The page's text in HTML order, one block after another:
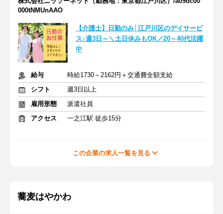
000tNMUnAAO
【介護士】日勤のみ│江戸川区のデイサービ
ス♪週3日～＼土日休みもOK／20～40代活躍
中
給与
時給1730～2162円＋交通費全額支給
シフト
週3日以上
雇用形態
派遣社員
アクセス
一之江駅 徒歩15分
この企業の求人一覧を見る
蕎麦はやかわ